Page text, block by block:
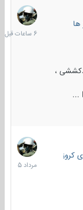
،
6
ساعات
قبل
2
مرداد
1405